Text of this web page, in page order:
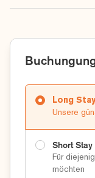
Lesen Sie mehr über
Lesen Sie mehr über
Lesen Sie mehr über
© Sunbirdie
Long
Unsere
Short Stay
Für
möchten